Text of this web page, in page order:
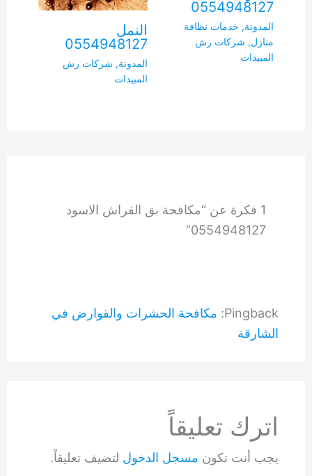
0554948127
المدونة, خدمات نظافة
منازل, شركات رش
المبيدات
النمل
0554948127
المدونة, شركات رش
المبيدات
1 فكرة عن “مكافحة بق الفراش الاسود
0554948127”
Pingback: مكافحة الحشرات والقوارض في
الشارقة
اترك تعليقاً
يجب أنت تكون مسجل الدخول لتضيف تعليقاً.